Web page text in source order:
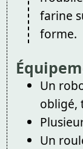
farine
forme.
Un
obligé,
Un